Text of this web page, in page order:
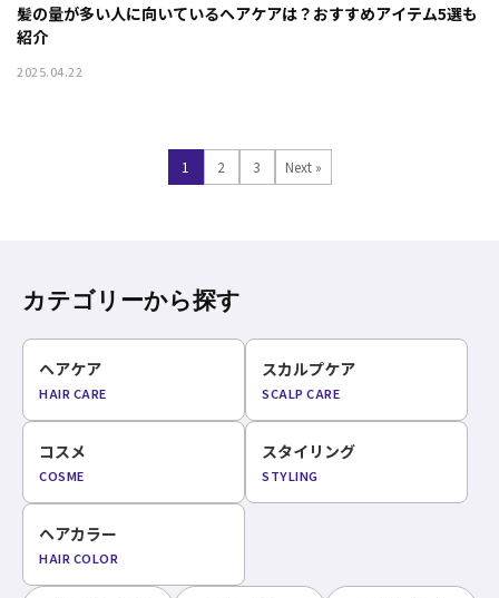
髪の量が多い人に向いているヘアケアは？おすすめアイテム5選も
紹介
2025.04.22
1 2 3 Next »
カテゴリーから探す
ヘアケア
HAIR CARE
スカルプケア
SCALP CARE
コスメ
COSME
スタイリング
STYLING
ヘアカラー
HAIR COLOR